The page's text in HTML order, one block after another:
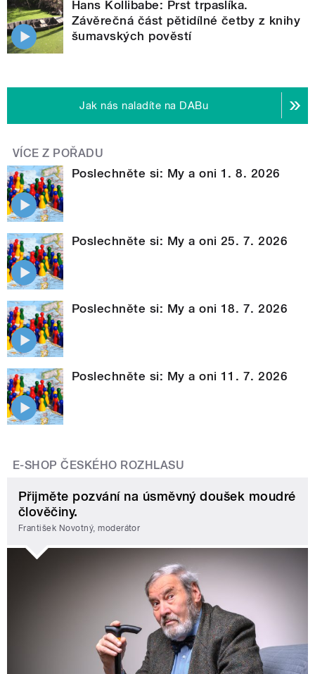
Hans Kollibabe: Prst trpaslíka.
Závěrečná část pětidílné četby z knihy
šumavských pověstí
Jak nás naladíte na DABu
VÍCE Z POŘADU
Poslechněte si: My a oni 1. 8. 2026
Poslechněte si: My a oni 25. 7. 2026
Poslechněte si: My a oni 18. 7. 2026
Poslechněte si: My a oni 11. 7. 2026
E-SHOP ČESKÉHO ROZHLASU
Přijměte pozvání na úsměvný doušek moudré
člověčiny.
František Novotný, moderátor